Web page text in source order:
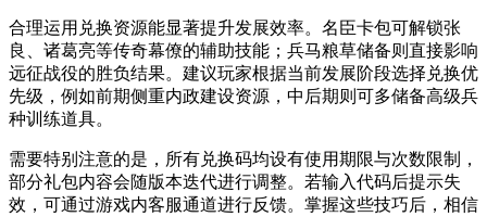
合理运用兑换资源能显著提升发展效率。名臣卡包可解锁张
良、诸葛亮等传奇幕僚的辅助技能；兵马粮草储备则直接影响
远征战役的胜负结果。建议玩家根据当前发展阶段选择兑换优
先级，例如前期侧重内政建设资源，中后期则可多储备高级兵
种训练道具。
需要特别注意的是，所有兑换码均设有使用期限与次数限制，
部分礼包内容会随版本迭代进行调整。若输入代码后提示失
效，可通过游戏内客服通道进行反馈。掌握这些技巧后，相信